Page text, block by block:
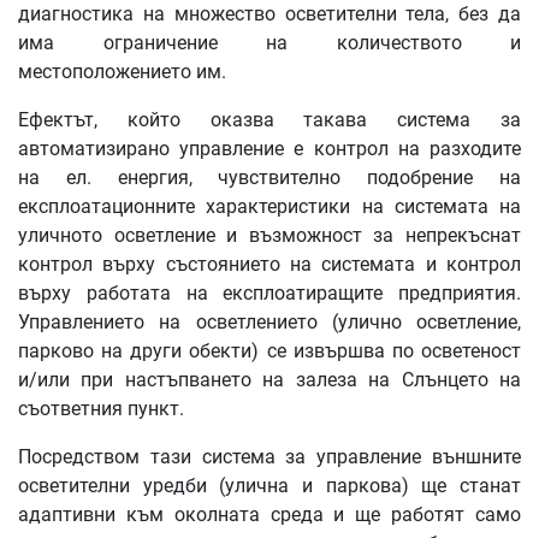
диагностика на множество осветителни тела, без да
има ограничение на количеството и
местоположението им.
Ефектът, който оказва такава система за
автоматизирано управление е контрол на разходите
на ел. енергия, чувствително подобрение на
експлоатационните характеристики на системата на
уличното осветление и възможност за непрекъснат
контрол върху състоянието на системата и контрол
върху работата на експлоатиращите предприятия.
Управлението на осветлението (улично осветление,
парково на други обекти) се извършва по осветеност
и/или при настъпването на залеза на Слънцето на
съответния пункт.
Посредством тази система за управление външните
осветителни уредби (улична и паркова) ще станат
адаптивни към околната среда и ще работят само